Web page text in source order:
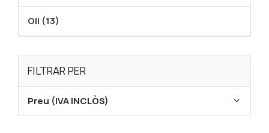
Oli (13)
FILTRAR PER
Preu (IVA INCLÒS)